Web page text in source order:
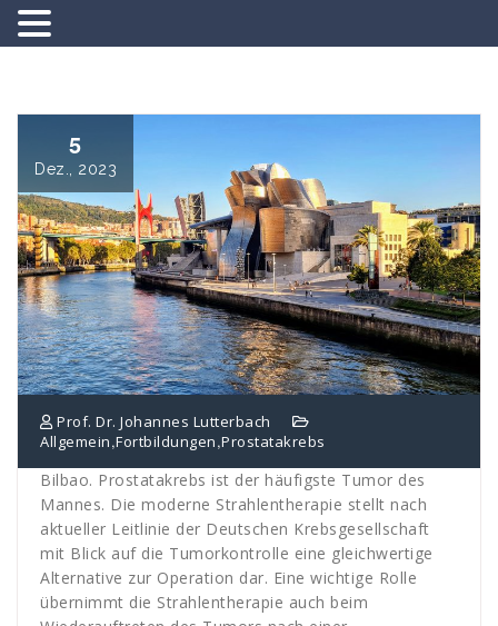
5
Dez., 2023
Prof. Dr. Johannes Lutterbach
Allgemein,Fortbildungen,Prostatakrebs
Bilbao. Prostatakrebs ist der häufigste Tumor des
Mannes. Die moderne Strahlentherapie stellt nach
aktueller Leitlinie der Deutschen Krebsgesellschaft
mit Blick auf die Tumorkontrolle eine gleichwertige
Alternative zur Operation dar. Eine wichtige Rolle
übernimmt die Strahlentherapie auch beim